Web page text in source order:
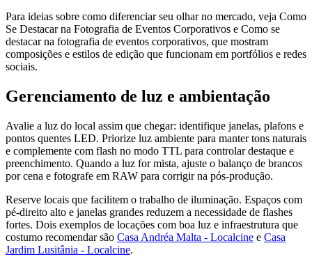
Para ideias sobre como diferenciar seu olhar no mercado, veja Como
Se Destacar na Fotografia de Eventos Corporativos e Como se
destacar na fotografia de eventos corporativos, que mostram
composições e estilos de edição que funcionam em portfólios e redes
sociais.
Gerenciamento de luz e ambientação
Avalie a luz do local assim que chegar: identifique janelas, plafons e
pontos quentes LED. Priorize luz ambiente para manter tons naturais
e complemente com flash no modo TTL para controlar destaque e
preenchimento. Quando a luz for mista, ajuste o balanço de brancos
por cena e fotografe em RAW para corrigir na pós-produção.
Reserve locais que facilitem o trabalho de iluminação. Espaços com
pé-direito alto e janelas grandes reduzem a necessidade de flashes
fortes. Dois exemplos de locações com boa luz e infraestrutura que
costumo recomendar são Casa Andréa Malta - Localcine e Casa
Jardim Lusitânia - Localcine.